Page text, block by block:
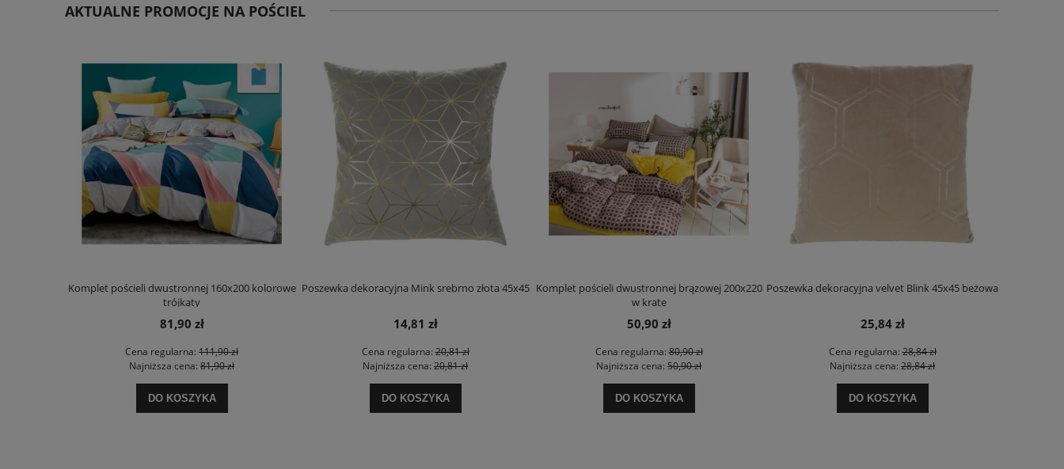
AKTUALNE PROMOCJE NA POŚCIEL
Komplet pościeli dwustronnej 160x200 kolorowe
trójkąty
81,90 zł
Cena regularna: 111,90 zł
Najniższa cena: 81,90 zł
DO KOSZYKA
Poszewka dekoracyjna Mink srebrno złota 45x45
14,81 zł
Cena regularna:20,81 zł
Najniższa cena: 20,81 zł
DO KOSZYKA
Komplet pościeli dwustronnej brązowej 200x220
w krate
50,90 zł
Cena regularna:80,90 zł
Najniższa cena: 50,90 zł
DO KOSZYKA
Poszewka dekoracyjna velvet Blink 45x45 beżowa
25,84 zł
Cena regularna:28,84 zł
Najniższa cena: 28,84 zł
DO KOSZYKA